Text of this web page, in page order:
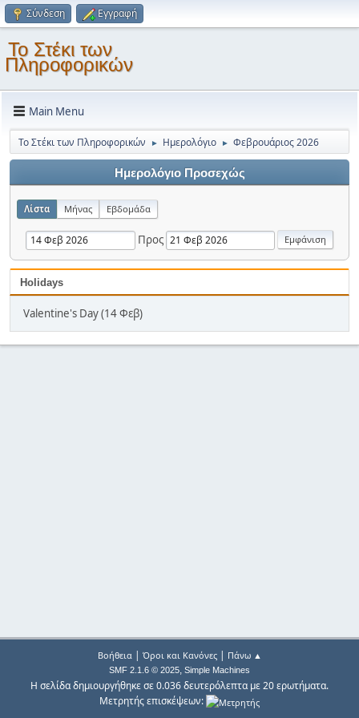
Σύνδεση Εγγραφή
Το Στέκι των
Πληροφορικών
Main Menu
Το Στέκι των Πληροφορικών ► Ημερολόγιο ► Φεβρουάριος 2026
Ημερολόγιο Προσεχώς
Λίστα Μήνας Εβδομάδα
Προς
Holidays
Valentine's Day (14 Φεβ)
Βοήθεια| Όροι και Κανόνες| Πάνω ▲
SMF 2.1.6 © 2025, Simple Machines
Η σελίδα δημιουργήθηκε σε 0.036 δευτερόλεπτα με 20 ερωτήματα.
Μετρητής επισκέψεων: